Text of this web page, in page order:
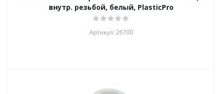
внутр. резьбой, белый, PlasticPro
Артикул: 26700